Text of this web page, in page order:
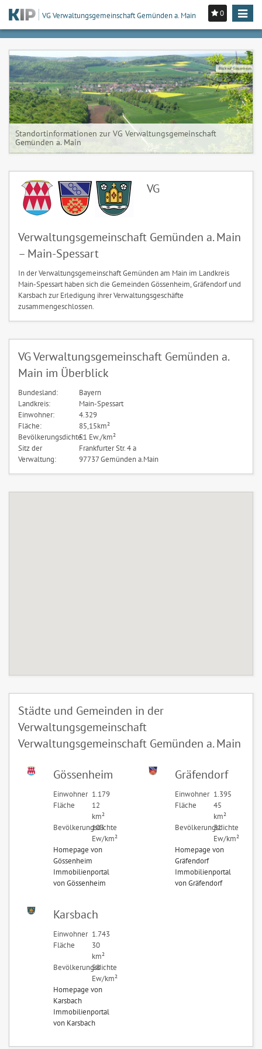
0
Toggle
VG Verwaltungsgemeinschaft Gemünden a. Main
Blick auf Gössenheim
Standortinformationen zur VG Verwaltungsgemeinschaft
Gemünden a. Main
VG
Verwaltungsgemeinschaft Gemünden a. Main
– Main-Spessart
In der Verwaltungsgemeinschaft Gemünden am Main im Landkreis
Main-Spessart haben sich die Gemeinden Gössenheim, Gräfendorf und
Karsbach zur Erledigung ihrer Verwaltungsgeschäfte
zusammengeschlossen.
VG Verwaltungsgemeinschaft Gemünden a.
Main im Überblick
Bundesland:
Bayern
Landkreis:
Main-Spessart
Einwohner:
4.329
Fläche:
85,15km²
Bevölkerungsdichte:51 Ew./km²
Sitz der
Verwaltung:
Frankfurter Str. 4 a
97737 Gemünden a.Main
Städte und Gemeinden in der
Verwaltungsgemeinschaft
Verwaltungsgemeinschaft Gemünden a. Main
Gössenheim
Einwohner 1.179
Fläche
12
km²
Bevölkerungsdichte
103
Ew/km²
Homepage von
Gössenheim
Immobilienportal
von Gössenheim
Gräfendorf
Einwohner 1.395
Fläche
45
km²
Bevölkerungsdichte
31
Ew/km²
Homepage von
Gräfendorf
Immobilienportal
von Gräfendorf
Karsbach
Einwohner 1.743
Fläche
30
km²
Bevölkerungsdichte
58
Ew/km²
Homepage von
Karsbach
Immobilienportal
von Karsbach